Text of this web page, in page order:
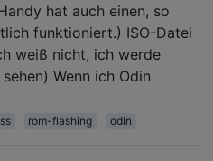
hat auch einen, so
funktioniert.) ISO-Datei
weiß nicht, ich werde
Wenn ich Odin
rom-flashing odin